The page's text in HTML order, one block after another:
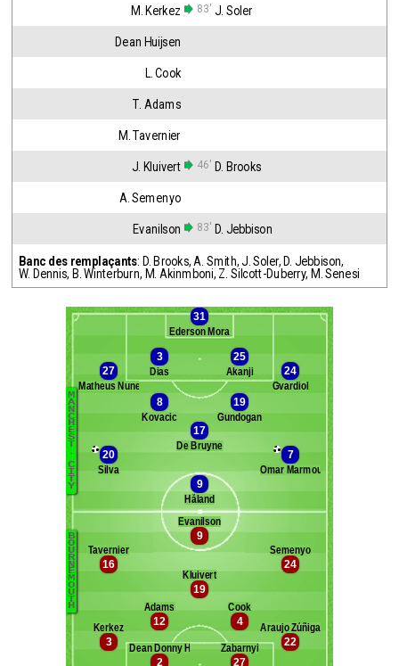
M. Kerkez 83' J. Soler
Dean Huijsen
L. Cook
T. Adams
M. Tavernier
J. Kluivert 46' D. Brooks
A. Semenyo
Evanilson 83' D. Jebbison
Banc des remplaçants: D. Brooks, A. Smith,J. Soler, D. Jebbison,
W. Dennis, B. Winterburn, M. Akinmboni, Z. Silcott-Duberry, M. Senesi